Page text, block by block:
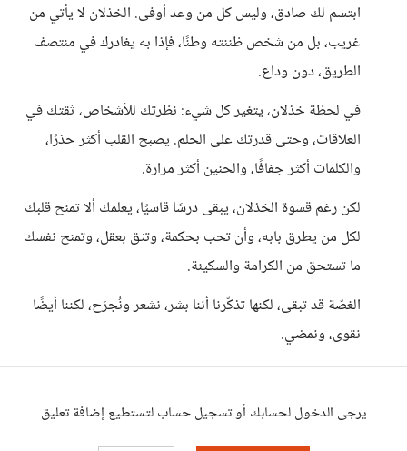
ابتسم لك صادق، وليس كل من وعد أوفى. الخذلان لا يأتي من
غريب، بل من شخص ظننته وطنًا، فإذا به يغادرك في منتصف
الطريق، دون وداع.
في لحظة خذلان، يتغير كل شيء: نظرتك للأشخاص، ثقتك في
العلاقات، وحتى قدرتك على الحلم. يصبح القلب أكثر حذرًا،
والكلمات أكثر جفافًا، والحنين أكثر مرارة.
لكن رغم قسوة الخذلان، يبقى درسًا قاسيًا، يعلمك ألا تمنح قلبك
لكل من يطرق بابه، وأن تحب بحكمة، وتثق بعقل، وتمنح نفسك
ما تستحق من الكرامة والسكينة.
الغصّة قد تبقى، لكنها تذكّرنا أننا بشر، نشعر ونُجرَح، لكننا أيضًا
نقوى، ونمضي.
يرجى الدخول لحسابك أو تسجيل حساب لتستطيع إضافة تعليق